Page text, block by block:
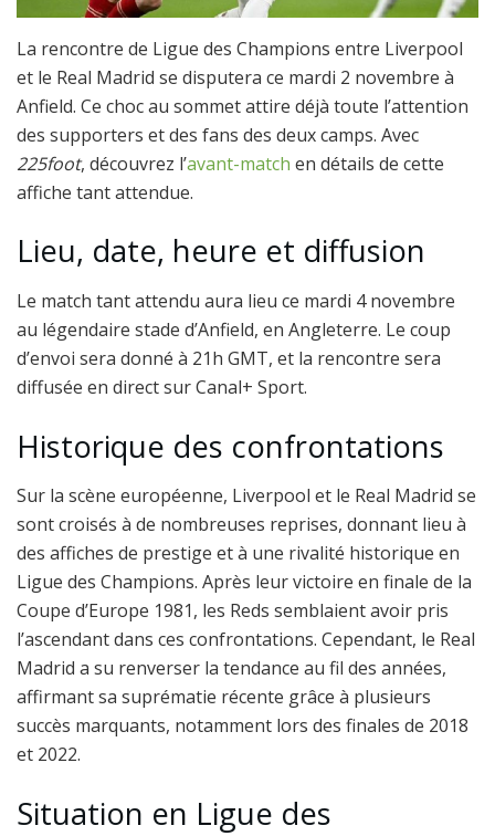
La rencontre de Ligue des Champions entre Liverpool
et le Real Madrid se disputera ce mardi 2 novembre à
Anfield. Ce choc au sommet attire déjà toute l’attention
des supporters et des fans des deux camps. Avec
225foot, découvrez l’avant-match en détails de cette
affiche tant attendue.
Lieu, date, heure et diffusion
Le match tant attendu aura lieu ce mardi 4 novembre
au légendaire stade d’Anfield, en Angleterre. Le coup
d’envoi sera donné à 21h GMT, et la rencontre sera
diffusée en direct sur Canal+ Sport.
Historique des confrontations
Sur la scène européenne, Liverpool et le Real Madrid se
sont croisés à de nombreuses reprises, donnant lieu à
des affiches de prestige et à une rivalité historique en
Ligue des Champions. Après leur victoire en finale de la
Coupe d’Europe 1981, les Reds semblaient avoir pris
l’ascendant dans ces confrontations. Cependant, le Real
Madrid a su renverser la tendance au fil des années,
affirmant sa suprématie récente grâce à plusieurs
succès marquants, notamment lors des finales de 2018
et 2022.
Situation en Ligue des